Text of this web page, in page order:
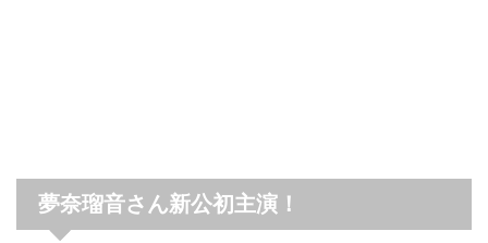
夢奈瑠音さん新公初主演！